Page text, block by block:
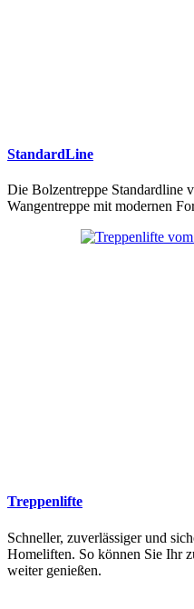
StandardLine
Die Bolzentreppe Standardline
Wangentreppe mit modernen
Treppenlifte
Schneller, zuverlässiger und
Homeliften. So können Sie Ihr
weiter genießen.